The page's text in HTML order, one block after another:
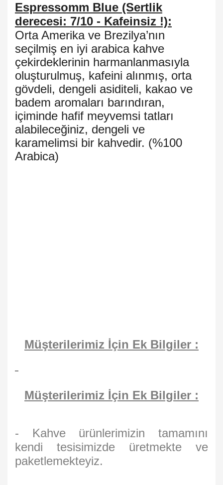
Espressomm Blue (Sertlik
derecesi: 7/10 - Kafeinsiz !):
Orta Amerika ve Brezilya’nın
seçilmiş en iyi arabica kahve
çekirdeklerinin harmanlanmasıyla
oluşturulmuş, kafeini alınmış, orta
gövdeli, dengeli asiditeli, kakao ve
badem aromaları barındıran,
içiminde hafif meyvemsi tatları
alabileceğiniz, dengeli ve
karamelimsi bir kahvedir. (%100
Arabica)
Müşterilerimiz İçin Ek Bilgiler :
Müşterilerimiz İçin Ek Bilgiler :
- Kahve ürünlerimizin tamamını
kendi tesisimizde üretmekte ve
paketlemekteyiz.